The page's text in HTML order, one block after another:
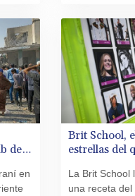
dejó
en
Brit School,
estrellas del
La Brit School
una receta